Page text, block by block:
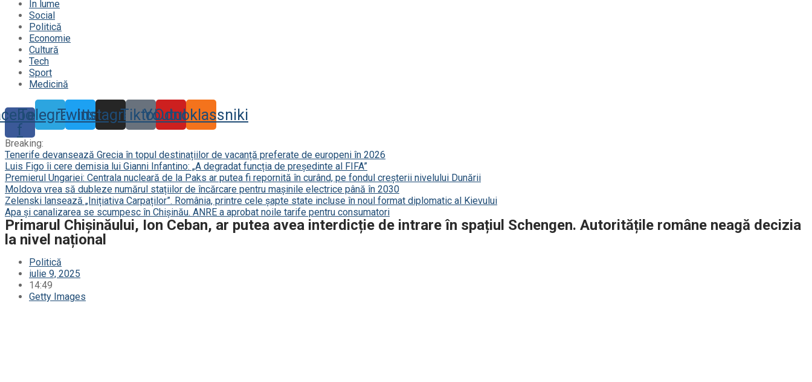
În lume
Social
Politică
Economie
Cultură
Tech
Sport
Medicină
f
TelegramTwitter
Instagram
TiktokYoutube
Odnoklassniki
Breaking:
Tenerife devansează Grecia în topul destinațiilor de vacanță preferate de europeni în 2026
Luis Figo îi cere demisia lui Gianni Infantino: „A degradat funcția de președinte al FIFA”
Premierul Ungariei: Centrala nucleară de la Paks ar putea fi repornită în curând, pe fondul creșterii nivelului Dunării
Moldova vrea să dubleze numărul stațiilor de încărcare pentru mașinile electrice până în 2030
Zelenski lansează „Inițiativa Carpaților”. România, printre cele șapte state incluse în noul format diplomatic al Kievului
Apa și canalizarea se scumpesc în Chișinău. ANRE a aprobat noile tarife pentru consumatori
Primarul Chișinăului, Ion Ceban, ar putea avea interdicție de intrare în spațiul Schengen. Autoritățile române neagă decizia
la nivel național
Politică
iulie 9, 2025
14:49
Getty Images